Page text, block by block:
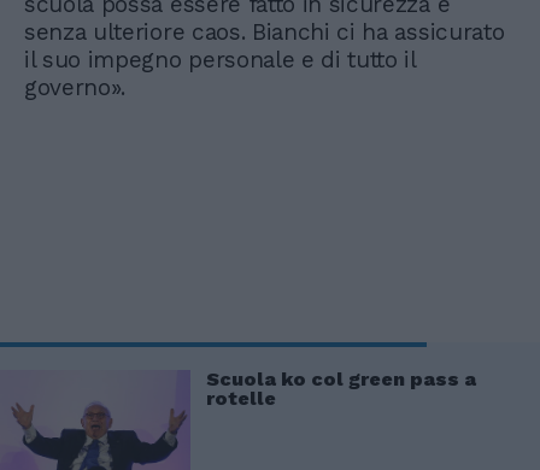
senza ulteriore caos. Bianchi ci ha assicurato
il suo impegno personale e di tutto il
governo».
Scuola ko col green pass a
rotelle